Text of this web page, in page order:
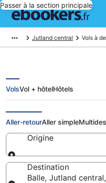
Passer à la section principale
Jutland central Vols à
Vols pas chers
VolsVol + hôtelHôtels
Aller-retourAller simple
Origine
Origine
Destination
Balle, Jutland